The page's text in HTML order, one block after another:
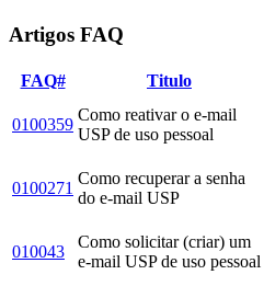
Artigos FAQ
FAQ# Titulo
0100359
Como reativar o e-mail
USP de uso pessoal
0100271
Como recuperar a senha
do e-mail USP
010043
Como solicitar (criar) um
e-mail USP de uso pessoal